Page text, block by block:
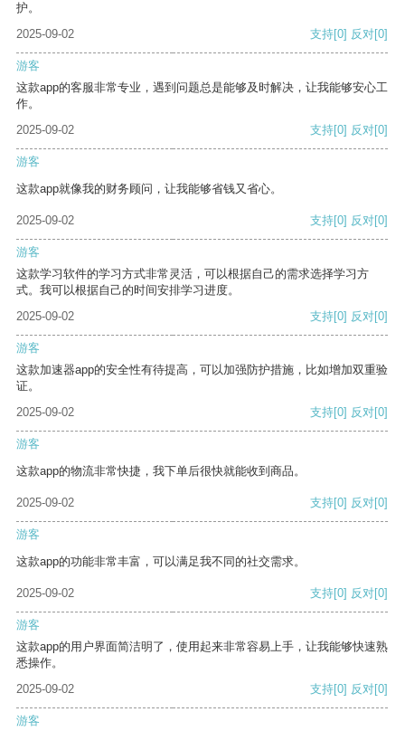
护。
2025-09-02
支持[0] 反对[0]
游客
这款app的客服非常专业，遇到问题总是能够及时解决，让我能够安心工
作。
2025-09-02
支持[0] 反对[0]
游客
这款app就像我的财务顾问，让我能够省钱又省心。
2025-09-02 支持[0] 反对[0]
游客
这款学习软件的学习方式非常灵活，可以根据自己的需求选择学习方
式。我可以根据自己的时间安排学习进度。
2025-09-02
支持[0] 反对[0]
游客
这款加速器app的安全性有待提高，可以加强防护措施，比如增加双重验
证。
2025-09-02
支持[0] 反对[0]
游客
这款app的物流非常快捷，我下单后很快就能收到商品。
2025-09-02 支持[0] 反对[0]
游客
这款app的功能非常丰富，可以满足我不同的社交需求。
2025-09-02 支持[0] 反对[0]
游客
这款app的用户界面简洁明了，使用起来非常容易上手，让我能够快速熟
悉操作。
2025-09-02
支持[0] 反对[0]
游客